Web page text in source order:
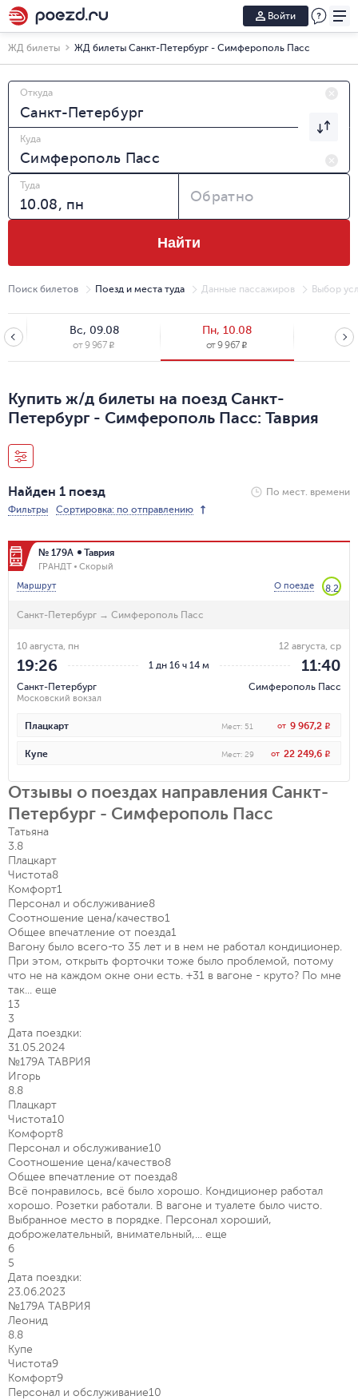
Войти
ЖД билеты ЖД билеты Санкт-Петербург - Симферополь Пасс
Откуда
Куда
Туда
Обратно
Найти
Поиск билетов Поезд и места туда Данные пассажиров Выбор
Вс, 09.08
от 9 967 R
Пн, 10.08
от9 967 R
Вт,
от9
Купить ж/д билеты на поезд Санкт-
Петербург - Симферополь Пасс: Таврия
Найден 1 поезд
По мест. времени
Фильтры
Сортировка: по отправлению
№ 179А Таврия
ГРАНДТ
Скорый
Маршрут
О поезде 8.2
Санкт-Петербург → Симферополь Пасс
1 дн 16 ч 14 м
10 августа, пн
19:26
Санкт-Петербург
Московский вокзал
12 августа, ср
11:40
Симферополь Пасс
Плацкарт Мест: 51 от 9 967,2 R
Купе Мест: 29 от 22 249,6 R
Отзывы о поездах направления Санкт-
Петербург - Симферополь Пасс
Татьяна
3.8
Плацкарт
Чистота8
Комфорт1
Персонал и обслуживание8
Соотношение цена/качество1
Общее впечатление от поезда1
Вагону было всего-то 35 лет и в нем не работал кондиционер.
При этом, открыть форточки тоже было проблемой, потому
что не на каждом окне они есть. +31 в вагоне - круто? По мне
так... еще
13
3
Дата поездки:
31.05.2024
№179А ТАВРИЯ
Игорь
8.8
Плацкарт
Чистота10
Комфорт8
Персонал и обслуживание10
Соотношение цена/качество8
Общее впечатление от поезда8
Всё понравилось, всё было хорошо. Кондиционер работал
хорошо. Розетки работали. В вагоне и туалете было чисто.
Выбранное место в порядке. Персонал хороший,
доброжелательный, внимательный,... еще
6
5
Дата поездки:
23.06.2023
№179А ТАВРИЯ
Леонид
8.8
Купе
Чистота9
Комфорт9
Персонал и обслуживание10